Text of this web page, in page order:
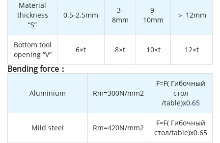
Material
thickness
“S”
0.5-2.5mm
3-
8mm
9-
10mm
＞ 12mm
Bottom tool
opening “V”
6×t 8×t 10×t 12×t
Bending force：
Aluminium Rm=300N/mm2
F=F( Гибочный
стол
/table)x0.65
Mild steel Rm=420N/mm2
F=F( Гибочный
стол/table)x0.65